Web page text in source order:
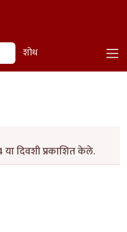
शोध
दिवशी प्रकाशित केले.